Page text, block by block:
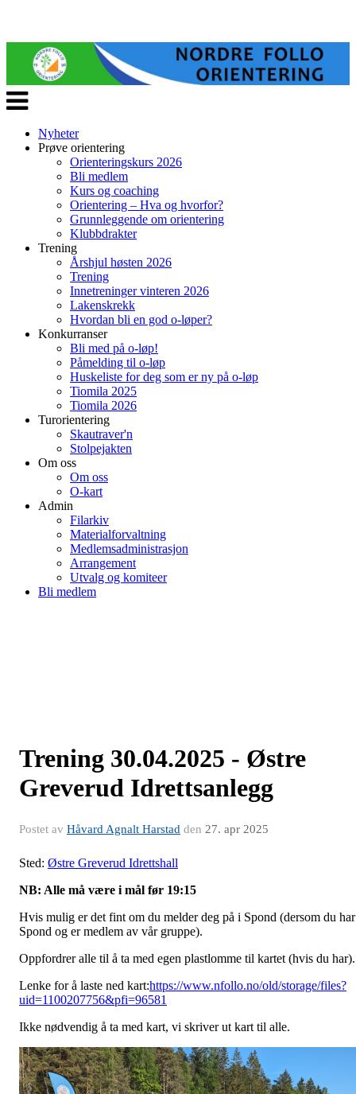
Veksle
navigasjon
Nyheter
Prøve orientering
Orienteringskurs 2026
Bli medlem
Kurs og coaching
Orientering – Hva og hvorfor?
Grunnleggende om orientering
Klubbdrakter
Trening
Årshjul høsten 2026
Trening
Innetreninger vinteren 2026
Lakenskrekk
Hvordan bli en god o-løper?
Konkurranser
Bli med på o-løp!
Påmelding til o-løp
Huskeliste for deg som er ny på o-løp
Tiomila 2025
Tiomila 2026
Turorientering
Skautraver'n
Stolpejakten
Om oss
Om oss
O-kart
Admin
Filarkiv
Materialforvaltning
Medlemsadministrasjon
Arrangement
Utvalg og komiteer
Bli medlem
Trening 30.04.2025 - Østre
Greverud Idrettsanlegg
Postet av Håvard Agnalt Harstad den 27. apr 2025
Sted: Østre Greverud Idrettshall
NB: Alle må være i mål før 19:15
Hvis mulig er det fint om du melder deg på i Spond (dersom du har
Spond og er medlem av vår gruppe).
Oppfordrer alle til å ta med egen plastlomme til kartet (hvis du har).
Lenke for å laste ned kart:https://www.nfollo.no/old/storage/files?
uid=1100207756&pfi=96581
Ikke nødvendig å ta med kart, vi skriver ut kart til alle.